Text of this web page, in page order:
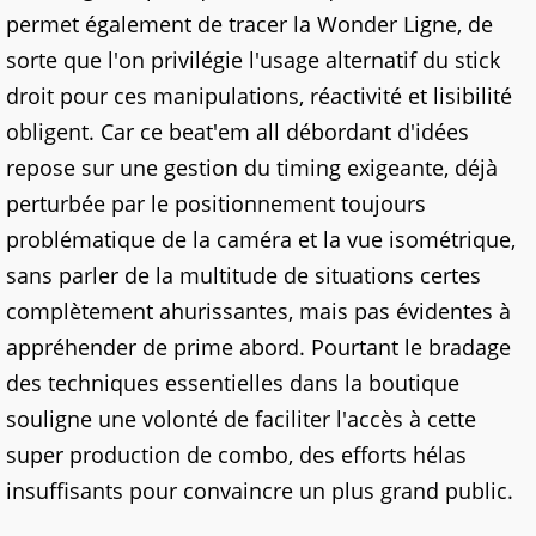
permet également de tracer la Wonder Ligne, de
sorte que l'on privilégie l'usage alternatif du stick
droit pour ces manipulations, réactivité et lisibilité
obligent. Car ce beat'em all débordant d'idées
repose sur une gestion du timing exigeante, déjà
perturbée par le positionnement toujours
problématique de la caméra et la vue isométrique,
sans parler de la multitude de situations certes
complètement ahurissantes, mais pas évidentes à
appréhender de prime abord. Pourtant le bradage
des techniques essentielles dans la boutique
souligne une volonté de faciliter l'accès à cette
super production de combo, des efforts hélas
insuffisants pour convaincre un plus grand public.